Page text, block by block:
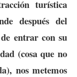
turística
después del
entrar con su
(cosa que no
nos metemos